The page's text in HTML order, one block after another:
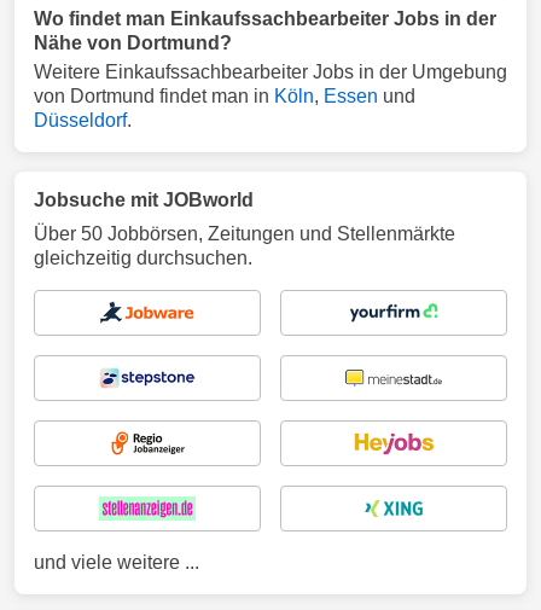
Wo findet man Einkaufssachbearbeiter Jobs in der
Nähe von Dortmund?
Weitere Einkaufssachbearbeiter Jobs in der Umgebung
von Dortmund findet man in Köln, Essen und
Düsseldorf.
Jobsuche mit JOBworld
Über 50 Jobbörsen, Zeitungen und Stellenmärkte
gleichzeitig durchsuchen.
und viele weitere ...